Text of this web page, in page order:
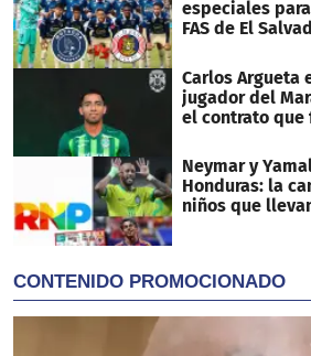
especiales
FAS de El
Carlos Argueta
jugador del
el contrato que
Neymar y
Honduras: la
niños que